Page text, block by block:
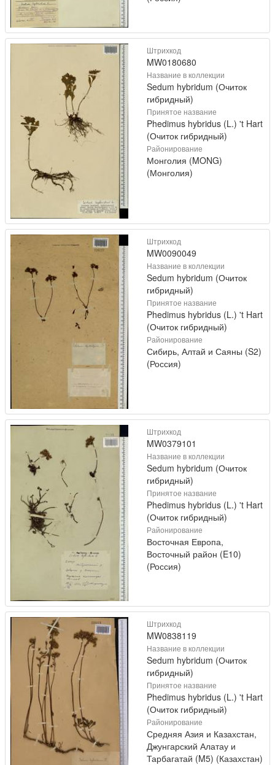
Штрихкод
MW0180680
Название в коллекции
Sedum hybridum (Очиток
гибридный)
Принятое название
Phedimus hybridus (L.) 't Hart
(Очиток гибридный)
Районирование
Монголия (MONG)
(Монголия)
Штрихкод
MW0090049
Название в коллекции
Sedum hybridum (Очиток
гибридный)
Принятое название
Phedimus hybridus (L.) 't Hart
(Очиток гибридный)
Районирование
Сибирь, Алтай и Саяны (S2)
(Россия)
Штрихкод
MW0379101
Название в коллекции
Sedum hybridum (Очиток
гибридный)
Принятое название
Phedimus hybridus (L.) 't Hart
(Очиток гибридный)
Районирование
Восточная Европа,
Восточный район (E10)
(Россия)
Штрихкод
MW0838119
Название в коллекции
Sedum hybridum (Очиток
гибридный)
Принятое название
Phedimus hybridus (L.) 't Hart
(Очиток гибридный)
Районирование
Средняя Азия и Казахстан,
Джунгарский Алатау и
Тарбагатай (M5) (Казахстан)